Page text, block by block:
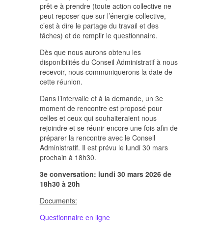
prêt·e à prendre (toute action collective ne
peut reposer que sur l’énergie collective,
c’est à dire le partage du travail et des
tâches) et de remplir le questionnaire.
Dès que nous aurons obtenu les
disponibilités du Conseil Administratif à nous
recevoir, nous communiquerons la date de
cette réunion.
Dans l’intervalle et à la demande, un 3e
moment de rencontre est proposé pour
celles et ceux qui souhaiteraient nous
rejoindre et se réunir encore une fois afin de
préparer la rencontre avec le Conseil
Administratif. Il est prévu le lundi 30 mars
prochain à 18h30.
3e conversation: lundi 30 mars 2026 de
18h30 à 20h
Documents:
Questionnaire en ligne